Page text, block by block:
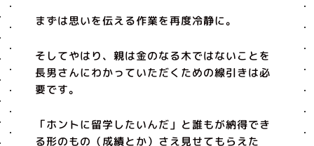
まずは思いを伝える作業を再度冷静に。
そしてやはり、親は金のなる木ではないことを
長男さんにわかっていただくための線引きは必
要です。
「ホントに留学したいんだ」と誰もが納得でき
る形のもの（成績とか）さえ見せてもらえた